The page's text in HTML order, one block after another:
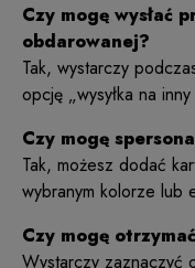
Czy mogę wysłać
obdarowanej?
Tak, wystarczy
opcję „wysyłka na
Czy mogę
Tak, możesz dodać
wybranym kolorze lub
Czy mogę
Wystarczy zaznaczyć